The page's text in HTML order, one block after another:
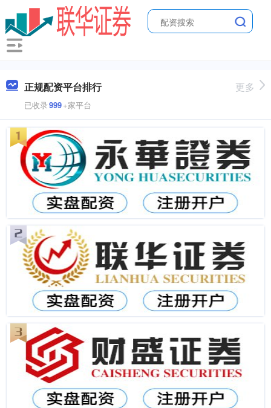
正规配资平台排行
已收录999+家平台
更多